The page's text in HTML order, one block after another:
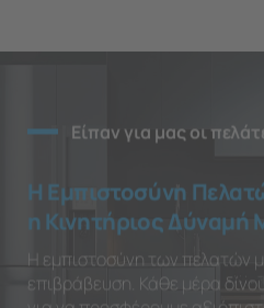
Είπαν για μας οι
Η Εμπιστοσύνη
η Κινητήριος Δύναμή
Η εμπιστοσύνη των πελατών
επιβράβευση. Κάθε μέρα